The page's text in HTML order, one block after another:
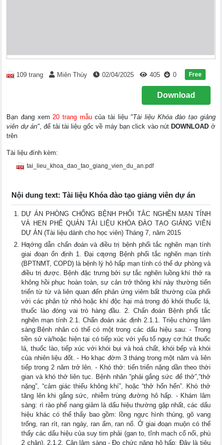
109 trang Miên Thùy 02/04/2025 405 0 Free
Download
Bạn đang xem20 trang mẫucủa tài liệu "Tài liệu Khóa đào tạo giảng
viên dự án", để tải tài liệu gốc về máy bạn click vào nút DOWNLOAD ở
trên
Tài liệu đính kèm:
tai_lieu_khoa_dao_tao_giang_vien_du_an.pdf
Nội dung text: Tài liệu Khóa đào tạo giảng viên dự án
DỰ ÁN PHÒNG CHỐNG BỆNH PHỔI TẮC NGHẼN MẠN TÍNH
VÀ HEN PHẾ QUẢN TÀI LIỆU KHÓA ĐÀO TẠO GIẢNG VIÊN
DỰ ÁN (Tài liệu dành cho học viên) Tháng 7, năm 2015
Hƣớng dẫn chẩn đoán và điều trị bệnh phổi tắc nghẽn mạn tính
giai đoạn ổn định 1. Đại cƣơng Bệnh phổi tắc nghẽn mạn tính
(BPTNMT, COPD) là bệnh lý hô hấp mạn tính có thể dự phòng và
điều trị được. Bệnh đặc trưng bởi sự tắc nghẽn luồng khí thở ra
không hồi phục hoàn toàn, sự cản trở thông khí này thường tiến
triển từ từ và liên quan đến phản ứng viêm bất thường của phổi
với các phân tử nhỏ hoặc khí độc hại mà trong đó khói thuốc lá,
thuốc lào đóng vai trò hàng đầu. 2. Chẩn đoán Bệnh phổi tắc
nghẽn mạn tính 2.1. Chẩn đoán xác định 2.1.1. Triệu chứng lâm
sàng:Bệnh nhân có thể có một trong các dấu hiệu sau: - Trong
tiền sử và/hoặc hiện tại có tiếp xúc với yếu tố nguy cơ:hút thuốc
lá, thuốc lào, tiếp xúc với khói bụi và hoá chất, khói bếp và khói
của nhiên liệu đốt. - Ho khạc đờm 3 tháng trong một năm và liên
tiếp trong 2 năm trở lên. - Khó thở: tiến triển nặng dần theo thời
gian và khó thở liên tục. Bệnh nhân “phải gắng sức để thở”,“thở
nặng”, “cảm giác thiếu không khí”, hoặc “thở hổn hển”. Khó thở
tăng lên khi gắng sức, nhiễm trùng đường hô hấp. - Khám lâm
sàng: rì rào phế nang giảm là dấu hiệu thường gặp nhất, các dấu
hiệu khác có thể thấy bao gồm: lồng ngực hình thùng, gõ vang
trống, ran rít, ran ngáy, ran ẩm, ran nổ. Ở giai đoạn muộn có thể
thấy các dấu hiệu của suy tim phải (gan to, tĩnh mạch cổ nổi, phù
2 chân). 2.1.2. Cận lâm sàng - Đo chức năng hô hấp: Đây là tiêu